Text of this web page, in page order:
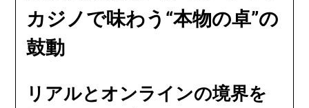
カジノで味わう“本物の卓”の
鼓動
リアルとオンラインの境界を